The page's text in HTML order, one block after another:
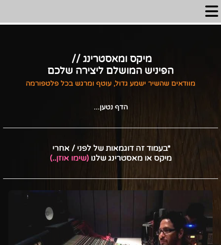
מיקס ומאסטרינג //
הפיניש המושלם ליצירה שלכם
מוודאים שהשיר ישמע גדול, עוטף ומרגש בכל פלטפורמה
הדף נטען...
*בעמוד זה דוגמאות של לפני / אחרי
מיקס או מאסטרינג שלנו(שימו אוזן..)